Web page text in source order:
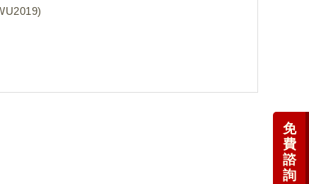
免
費
諮
詢